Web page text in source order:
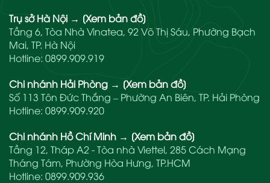
Trụ sở Hà Nội → [Xem bản đồ]
Tầng 6, Tòa Nhà Vinatea, 92 Võ Thị Sáu, Phường Bạch
Mai, TP. Hà Nội
Hotline: 0899.909.919
Chi nhánh Hải Phòng → [Xem bản đồ]
Số 113 Tôn Đức Thắng – Phường An Biên, TP. Hải Phòng
Hotline: 0899.909.920
Chi nhánh Hồ Chí Minh → [Xem bản đồ]
Tầng 12, Tháp A2 - Tòa nhà Viettel, 285 Cách Mạng
Tháng Tám, Phường Hòa Hưng, TP.HCM
Hotline: 0899.909.936